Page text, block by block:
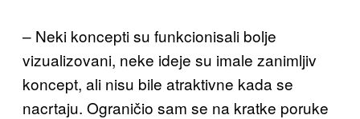
– Neki koncepti su funkcionisali bolje
vizualizovani, neke ideje su imale zanimljiv
koncept, ali nisu bile atraktivne kada se
nacrtaju. Ograničio sam se na kratke poruke